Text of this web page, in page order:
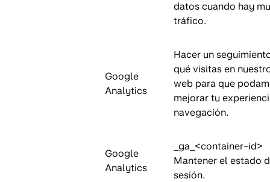
datos cuando hay
tráfico.
Google
Analytics
Hacer un
qué visitas en
web para que
mejorar tu
navegación.
Google
Analytics
_ga_<container-id>
Mantener el estado
sesión.